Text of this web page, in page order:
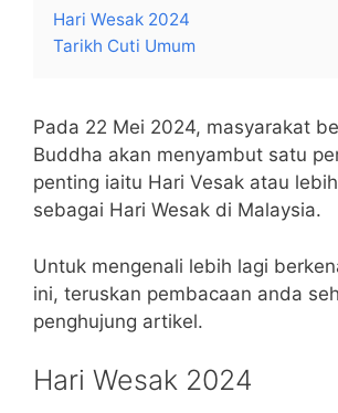
Hari Wesak 2024
Tarikh Cuti Umum
Pada 22 Mei 2024, masyarakat
Buddha akan menyambut satu
penting iaitu Hari Vesak atau
sebagai Hari Wesak di Malaysia.
Untuk mengenali lebih lagi
ini, teruskan pembacaan anda
penghujung artikel.
Hari Wesak 2024